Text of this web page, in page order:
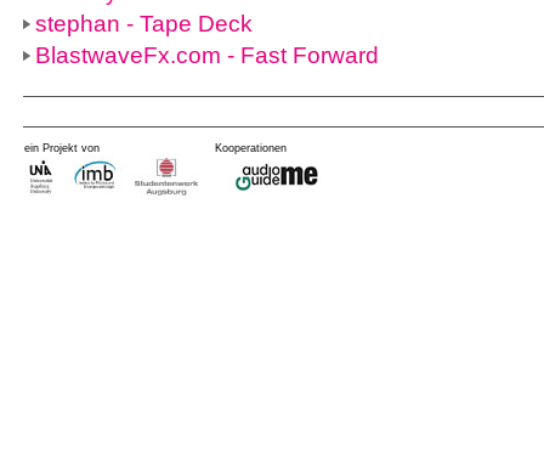
stephan - Tape Deck
BlastwaveFx.com - Fast Forward
ein Projekt von Kooperationen